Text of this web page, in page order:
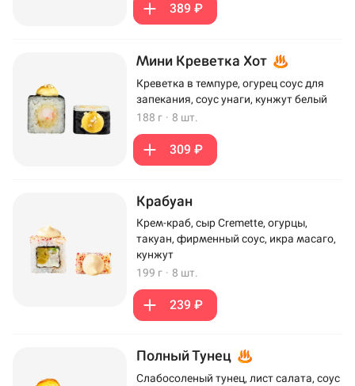
389 ₽
Мини Креветка Хот
Креветка в темпуре, огурец соус для
запекания, соус унаги, кунжут белый
188 г · 8 шт.
309 ₽
Крабуан
Крем-краб, сыр Cremette, огурцы,
такуан, фирменный соус, икра масаго,
кунжут
199 г · 8 шт.
239 ₽
Полный Тунец
Слабосоленый тунец, лист салата, соус